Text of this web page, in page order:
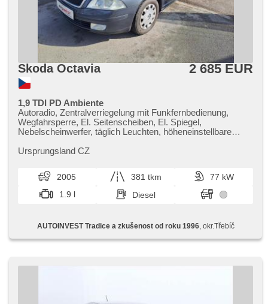
Skoda Octavia 2 685 EUR
1,9 TDI PD Ambiente
Autoradio, Zentralverriegelung mit Funkfernbedienung,
Wegfahrsperre, El. Seitenscheiben, El. Spiegel,
Nebelscheinwerfer, täglich Leuchten, höheneinstellbare
Außenthermometer, isofix, ABS, Antriebsschlupfregelung
Ursprungsland CZ
2005 381 tkm
77 kW
1.9 l
Diesel
AUTOINVEST Tradice a zkušenost od roku 1996, okr.Třebíč